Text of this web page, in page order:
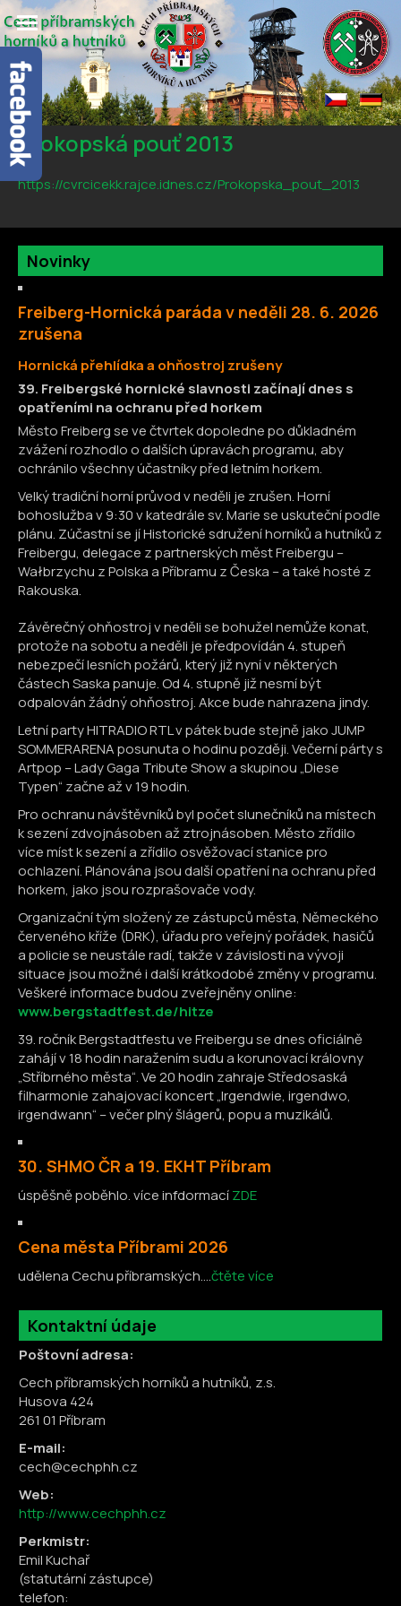
Prokopská pouť 2013
https://cvrcicekk.rajce.idnes.cz/Prokopska_pout_2013
Novinky
Freiberg-Hornická paráda v neděli 28. 6. 2026
zrušena
Hornická přehlídka a ohňostroj zrušeny
39. Freibergské hornické slavnosti začínají dnes s
opatřeními na ochranu před horkem
Město Freiberg se ve čtvrtek dopoledne po důkladném
zvážení rozhodlo o dalších úpravách programu, aby
ochránilo všechny účastníky před letním horkem.
Velký tradiční horní průvod v neděli je zrušen. Horní
bohoslužba v 9:30 v katedrále sv. Marie se uskuteční podle
plánu. Zúčastní se jí Historické sdružení horníků a hutníků z
Freibergu, delegace z partnerských měst Freibergu –
Wałbrzychu z Polska a Příbramu z Česka – a také hosté z
Rakouska.
Závěrečný ohňostroj v neděli se bohužel nemůže konat,
protože na sobotu a neděli je předpovídán 4. stupeň
nebezpečí lesních požárů, který již nyní v některých
částech Saska panuje. Od 4. stupně již nesmí být
odpalován žádný ohňostroj. Akce bude nahrazena jindy.
Letní party HITRADIO RTL v pátek bude stejně jako JUMP
SOMMERARENA posunuta o hodinu později. Večerní párty s
Artpop – Lady Gaga Tribute Show a skupinou „Diese
Typen“ začne až v 19 hodin.
Pro ochranu návštěvníků byl počet slunečníků na místech
k sezení zdvojnásoben až ztrojnásoben. Město zřídilo
více míst k sezení a zřídilo osvěžovací stanice pro
ochlazení. Plánována jsou další opatření na ochranu před
horkem, jako jsou rozprašovače vody.
Organizační tým složený ze zástupců města, Německého
červeného kříže (DRK), úřadu pro veřejný pořádek, hasičů
a policie se neustále radí, takže v závislosti na vývoji
situace jsou možné i další krátkodobé změny v programu.
Veškeré informace budou zveřejněny online:
www.bergstadtfest.de/hitze
39. ročník Bergstadtfestu ve Freibergu se dnes oficiálně
zahájí v 18 hodin naražením sudu a korunovací královny
„Stříbrného města“. Ve 20 hodin zahraje Středosaská
filharmonie zahajovací koncert „Irgendwie, irgendwo,
irgendwann“ – večer plný šlágerů, popu a muzikálů.
30. SHMO ČR a 19. EKHT Příbram
úspěšně poběhlo. více infdormacíZDE
Cena města Příbrami 2026
udělena Cechu příbramských....čtěte více
Kontaktní údaje
Poštovní adresa:
Cech příbramských horníků a hutníků, z.s.
Husova 424
261 01 Příbram
E-mail:
cech@cechphh.cz
Web:
http://www.cechphh.cz
Perkmistr:
Emil Kuchař
(statutární zástupce)
telefon: